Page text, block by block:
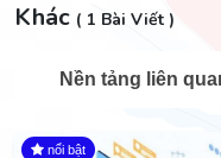
Khác ( 1 Bài Viết )
Nền tảng liên
nổi bật